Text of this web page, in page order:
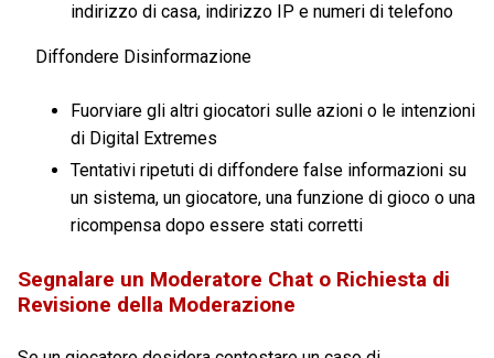
indirizzo di casa, indirizzo IP e numeri di telefono
Diffondere Disinformazione
Fuorviare gli altri giocatori sulle azioni o le intenzioni
di Digital Extremes
Tentativi ripetuti di diffondere false informazioni su
un sistema, un giocatore, una funzione di gioco o una
ricompensa dopo essere stati corretti
Segnalare un Moderatore Chat o Richiesta di
Revisione della Moderazione